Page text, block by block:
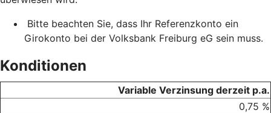
Bitte beachten Sie, dass Ihr Referenzkonto ein
Girokonto bei der Volksbank Freiburg eG sein muss.
Konditionen
Variable Verzinsung derzeit p.a.
0,75 %